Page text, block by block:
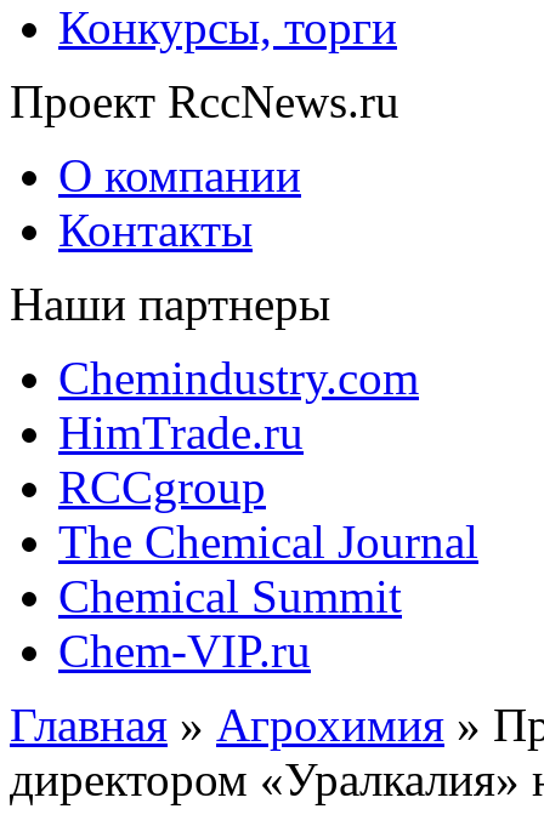
Конкурсы, торги
Проект RccNews.ru
О компании
Контакты
Наши партнеры
Chemindustry.com
HimTrade.ru
RCCgroup
The Chemical Journal
Chemical Summit
Chem-VIP.ru
Главная » Агрохимия »
директором «Уралкалия»